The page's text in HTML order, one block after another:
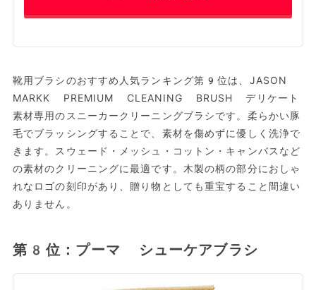
靴用ブラシのおすすめ人気ランキング第9位は、JASON
MARKK PREMIUM CLEANING BRUSH デリケート
素材専用のスニーカークリーニングブラシです。柔らかい豚
毛でブラッシングすることで、素材を傷めずに優しく洗浄で
きます。スウェード・メッシュ・コットン・キャンバスなど
の素材のクリーニングに最適です。木製の柄の部分におしゃ
れなロゴの刻印があり、贈り物としても重宝すること間違い
ありません。
第8位：プーマ シューケアブラシ